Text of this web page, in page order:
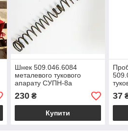
Шнек 509.046.6084
металевого тукового
апарату СУПН-8а
230₴
Купити
37